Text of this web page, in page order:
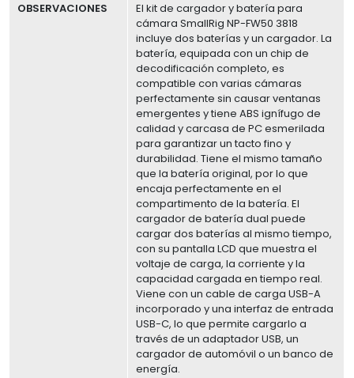
OBSERVACIONES
El kit de cargador y batería para
cámara SmallRig NP-FW50 3818
incluye dos baterías y un cargador. La
batería, equipada con un chip de
decodificación completo, es
compatible con varias cámaras
perfectamente sin causar ventanas
emergentes y tiene ABS ignífugo de
calidad y carcasa de PC esmerilada
para garantizar un tacto fino y
durabilidad. Tiene el mismo tamaño
que la batería original, por lo que
encaja perfectamente en el
compartimento de la batería. El
cargador de batería dual puede
cargar dos baterías al mismo tiempo,
con su pantalla LCD que muestra el
voltaje de carga, la corriente y la
capacidad cargada en tiempo real.
Viene con un cable de carga USB-A
incorporado y una interfaz de entrada
USB-C, lo que permite cargarlo a
través de un adaptador USB, un
cargador de automóvil o un banco de
energía.